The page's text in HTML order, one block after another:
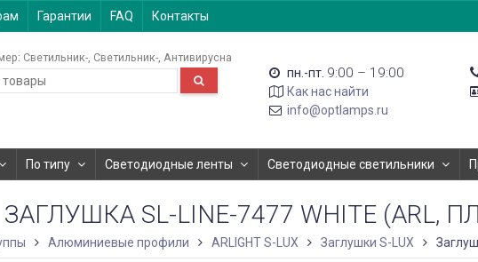
Гарантии FAQ Контакты
Светильник- Светильник- Антивирусна
пн.-пт. 9:00 – 19:00
Как нас найти
info@optlamps.ru
По типу Светодиодные ленты Светодиодные светильники
ЗАГЛУШКА SL-LINE-7477 WHITE (ARL,
Алюминиевые профили ARLIGHT S-LUX Заглушки S-LUX